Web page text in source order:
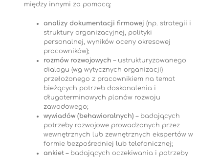
między innymi za pomocą:
analizy dokumentacji firmowej (np. strategii i
struktury organizacyjnej, polityki
personalnej, wyników oceny okresowej
pracowników);
rozmów rozwojowych – ustrukturyzowanego
dialogu (wg wytycznych organizacji)
przełożonego z pracownikiem na temat
bieżących potrzeb doskonalenia i
długoterminowych planów rozwoju
zawodowego;
wywiadów (behawioralnych) – badających
potrzeby rozwojowe prowadzonych przez
wewnętrznych lub zewnętrznych ekspertów w
formie bezpośredniej lub telefonicznej;
ankiet– badających oczekiwania i potrzeby